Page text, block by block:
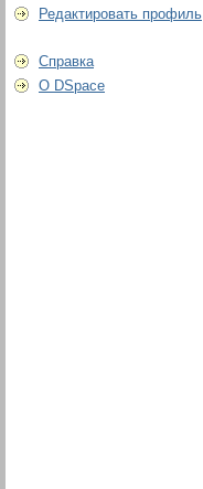
Редактировать профиль
Справка
О DSpace